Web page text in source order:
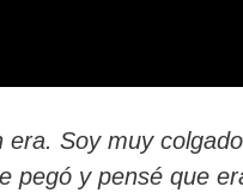
era. Soy muy
pegó y pensé que